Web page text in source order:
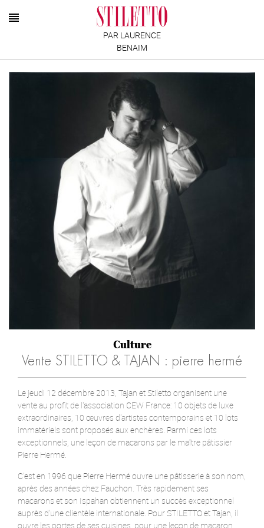
PAR LAURENCE
BENAIM
Culture
Vente STILETTO & TAJAN : pierre hermé
Le jeudi 12 décembre 2013, Tajan et Stiletto organisent une
vente au profit de l'association CEW France: 10 objets de luxe
extraordinaires, 10 œuvres d'artistes contemporains et 10 lots
immatériels sont proposés aux enchères. Parmi ces lots
exceptionnels, une leçon de macarons par le maître pâtissier
Pierre Hermé.
C'est en 1996 que Pierre Hermé ouvre une pâtisserie à son nom,
après des années chez Fauchon. Très rapidement ses
macarons et son Ispahan obtiennent un succès exceptionnel
auprès d'une clientèle internationale. Pour STILETTO et Tajan, il
ouvre les portes de ses cuisines, pour une leçon de macaron,